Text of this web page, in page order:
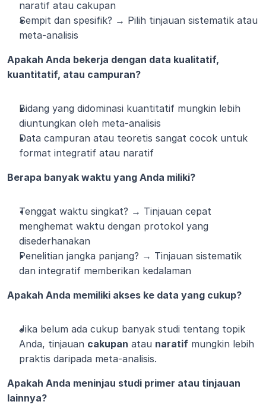
naratif atau cakupan
Sempit dan spesifik? → Pilih tinjauan sistematik atau
meta-analisis
Apakah Anda bekerja dengan data kualitatif,
kuantitatif, atau campuran?
Bidang yang didominasi kuantitatif mungkin lebih
diuntungkan oleh meta-analisis
Data campuran atau teoretis sangat cocok untuk
format integratif atau naratif
Berapa banyak waktu yang Anda miliki?
Tenggat waktu singkat? → Tinjauan cepat
menghemat waktu dengan protokol yang
disederhanakan
Penelitian jangka panjang? → Tinjauan sistematik
dan integratif memberikan kedalaman
Apakah Anda memiliki akses ke data yang cukup?
Jika belum ada cukup banyak studi tentang topik
Anda, tinjauan cakupan atau naratif mungkin lebih
praktis daripada meta-analisis.
Apakah Anda meninjau studi primer atau tinjauan
lainnya?